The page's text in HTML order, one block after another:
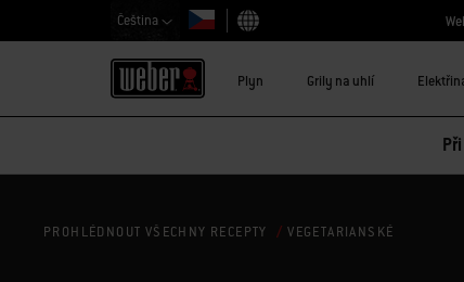
Čeština
Vybrat zemi
Plyn Grily na uhlí
PROHLÉDNOUT VŠECHNY RECEPTY VEGETARIANSKÉ